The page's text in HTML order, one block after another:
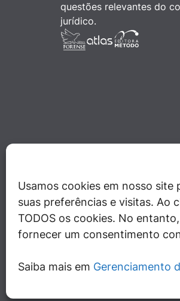
Usamos cookies em nosso
suas preferências e visitas. Ao
TODOS os cookies. No
fornecer um consentimento
Saiba mais em Gerenciamento
questões relevantes do
jurídico.